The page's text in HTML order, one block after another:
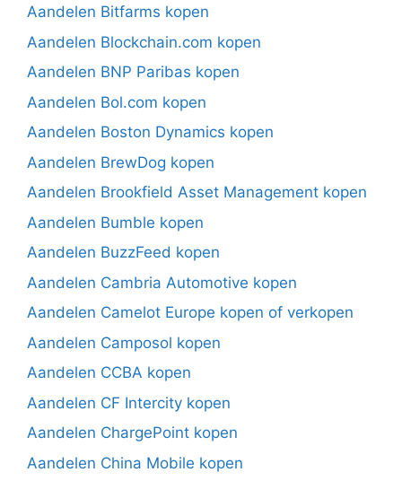
Aandelen Bitfarms kopen
Aandelen Blockchain.com kopen
Aandelen BNP Paribas kopen
Aandelen Bol.com kopen
Aandelen Boston Dynamics kopen
Aandelen BrewDog kopen
Aandelen Brookfield Asset Management kopen
Aandelen Bumble kopen
Aandelen BuzzFeed kopen
Aandelen Cambria Automotive kopen
Aandelen Camelot Europe kopen of verkopen
Aandelen Camposol kopen
Aandelen CCBA kopen
Aandelen CF Intercity kopen
Aandelen ChargePoint kopen
Aandelen China Mobile kopen